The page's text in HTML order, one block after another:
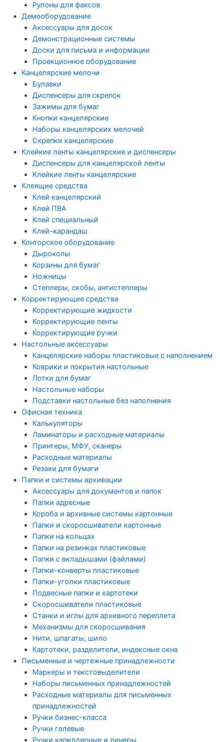
Рулоны для факсов
Демооборудование
Аксессуары для досок
Демонстрационные системы
Доски для письма и информации
Проекционное оборудование
Канцелярские мелочи
Булавки
Диспенсеры для скрепок
Зажимы для бумаг
Кнопки канцелярские
Наборы канцелярских мелочей
Скрепки канцелярские
Клейкие ленты канцелярские и диспенсеры
Диспенсеры для канцелярской ленты
Клейкие ленты канцелярские
Клеящие средства
Клей канцелярский
Клей ПВА
Клей специальный
Клей-карандаш
Конторское оборудование
Дыроколы
Корзины для бумаг
Ножницы
Степлеры, скобы, антистеплеры
Корректирующие средства
Корректирующие жидкости
Корректирующие ленты
Корректирующие ручки
Настольные аксессуары
Канцелярские наборы пластиковые с наполнением
Коврики и покрытия настольные
Лотки для бумаг
Настольные наборы
Подставки настольные без наполнения
Офисная техника
Калькуляторы
Ламинаторы и расходные материалы
Принтеры, МФУ, сканеры
Расходные материалы
Резаки для бумаги
Папки и системы архивации
Аксессуары для документов и папок
Папки адресные
Короба и архивные системы картонные
Папки и скоросшиватели картонные
Папки на кольцах
Папки на резинках пластиковые
Папки с вкладышами (файлами)
Папки-конверты пластиковые
Папки-уголки пластиковые
Подвесные папки и картотеки
Скоросшиватели пластиковые
Станки и иглы для архивного переплета
Механизмы для скоросшивания
Нити, шпагаты, шило
Картотеки, разделители, индексные окна
Письменные и чертежные принадлежности
Маркеры и текстовыделители
Наборы письменных принадлежностей
Расходные материалы для письменных
принадлежностей
Ручки бизнес-класса
Ручки гелевые
Ручки капиллярные и линеры